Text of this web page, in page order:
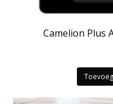
Camelion Plus